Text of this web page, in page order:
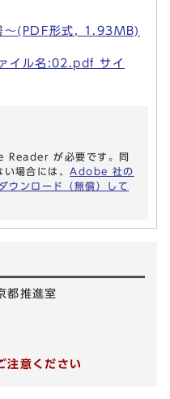
～(PDF形式, 1.93MB)
イル名:02.pdf サイ
Reader が必要です。同
場合には、 Adobe 社の
ンロード（無償）して
都推進室
注意ください